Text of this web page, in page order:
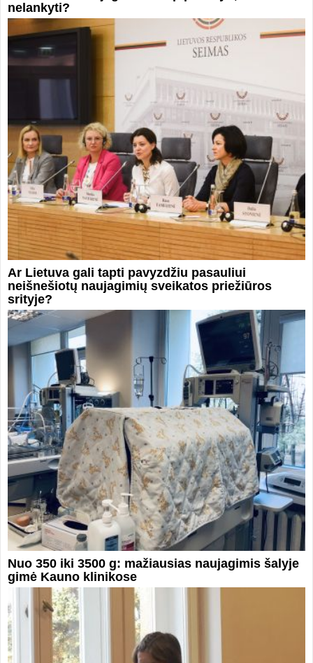
nelankyti?
Ar Lietuva gali tapti pavyzdžiu pasauliui
neišnešiotų naujagimių sveikatos priežiūros
srityje?
Nuo 350 iki 3500 g: mažiausias naujagimis šalyje
gimė Kauno klinikose